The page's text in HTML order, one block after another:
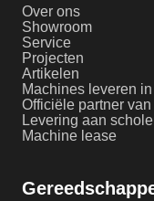
Over ons
Showroom
Service
Projecten
Artikelen
Machines leveren
Officiële partner
Levering aan
Machine lease